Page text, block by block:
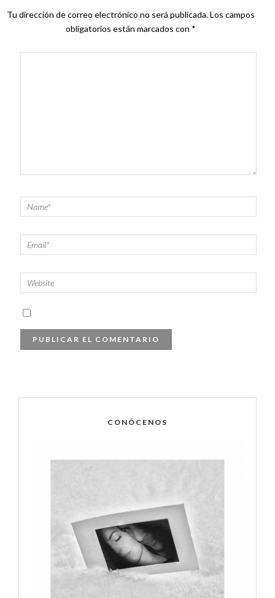
Tu dirección de correo electrónico no será publicada.Los campos
obligatorios están marcados con *
CONÓCENOS